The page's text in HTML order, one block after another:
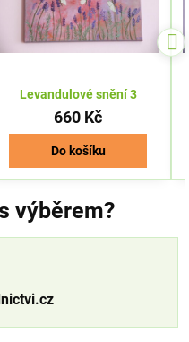
Levandulové snění 3
660 Kč
Do košíku
výběrem?